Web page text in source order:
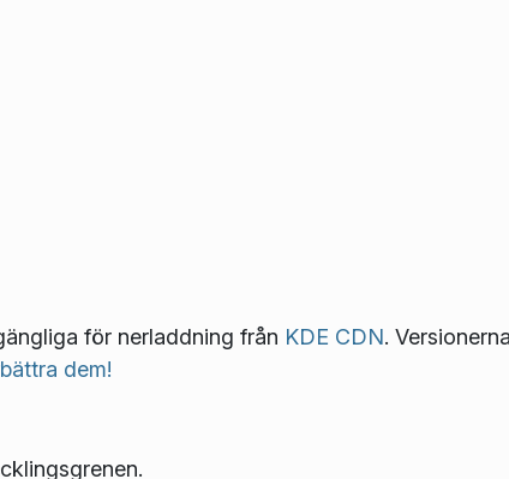
för nerladdning från KDE CDN.
dem!